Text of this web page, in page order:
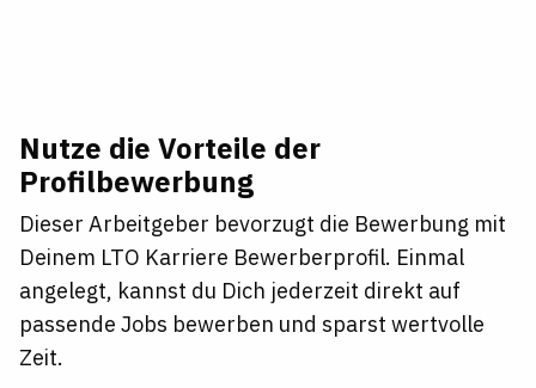
Nutze die Vorteile der
Profilbewerbung
Dieser Arbeitgeber bevorzugt die Bewerbung mit
Deinem LTO Karriere Bewerberprofil. Einmal
angelegt, kannst du Dich jederzeit direkt auf
passende Jobs bewerben und sparst wertvolle
Zeit.